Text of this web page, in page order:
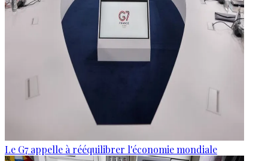
Le G7 appelle à rééquilibrer l'économie mondiale